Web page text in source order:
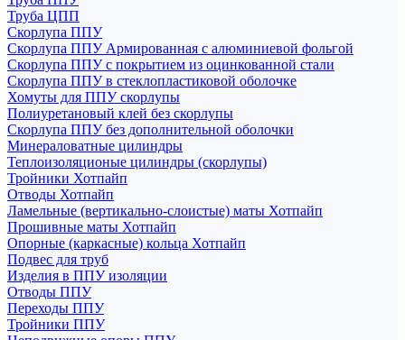
Труба ЦПП
Скорлупа ППУ
Скорлупа ППУ Армированная с алюминиевой фольгой
Скорлупа ППУ с покрытием из оцинкованной стали
Скорлупа ППУ в стеклопластиковой оболочке
Хомуты для ППУ скорлупы
Полиуретановый клей без скорлупы
Скорлупа ППУ без дополнительной оболочки
Минераловатные цилиндры
Теплоизоляционые цилиндры (скорлупы)
Тройники Хотпайп
Отводы Хотпайп
Ламельные (вертикально-слоистые) маты Хотпайп
Прошивные маты Хотпайп
Опорные (каркасные) кольца Хотпайп
Подвес для труб
Изделия в ППУ изоляции
Отводы ППУ
Переходы ППУ
Тройники ППУ